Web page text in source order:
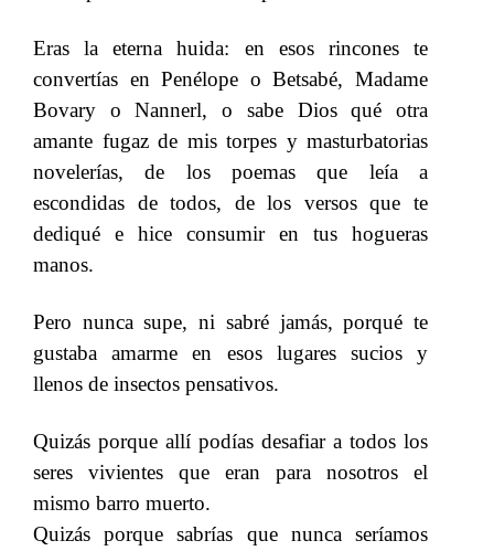
Eras la eterna huida: en esos rincones te
convertías en Penélope o Betsabé, Madame
Bovary o Nannerl, o sabe Dios qué otra
amante fugaz de mis torpes y masturbatorias
novelerías, de los poemas que leía a
escondidas de todos, de los versos que te
dediqué e hice consumir en tus hogueras
manos.
Pero nunca supe, ni sabré jamás, porqué te
gustaba amarme en esos lugares sucios y
llenos de insectos pensativos.
Quizás porque allí podías desafiar a todos los
seres vivientes que eran para nosotros el
mismo barro muerto.
Quizás porque sabrías que nunca seríamos